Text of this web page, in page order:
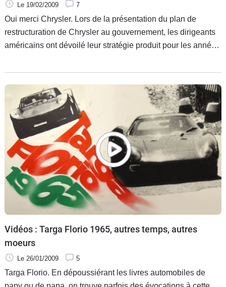
Le 19/02/2009 7
Oui merci Chrysler. Lors de la présentation du plan de
restructuration de Chrysler au gouvernement, les dirigeants
américains ont dévoilé leur stratégie produit pour les années
Vidéos : Targa Florio 1965, autres temps, autres
moeurs
Le 26/01/2009 5
Targa Florio. En dépoussiérant les livres automobiles de